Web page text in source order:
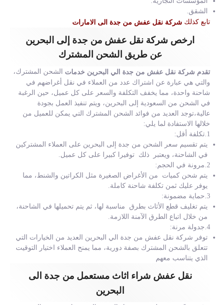
الشقق.
تابع كذلك شركة نقل عفش من جدة الى الامارات
ارخص شركة نقل عفش من جدة إلى البحرين
عن طريق الشحن المشترك
تقدم شركة نقل عفش من جدة الي البحرين خدمات
الشحن المشترك،
والتي هي عبارة عن اشتراك عدد من العملاء في نقل أغراضهم في
شاحنة واحدة، مما يخفف التكلفة والسعر على كل عميل، حين الرغبة
في الشحن من السعودية إلى البحرين، ويتم تنفيذ العمل بجودة
عالية،توجد العديد من فوائد الشحن المشترك التي يمكن للعميل من
خلالها الاستفادة لما يلي:
1.تكلفة أقل:
يتم تقسيم سعر الشحن من جدة إلى البحرين على العملاء المشتركين
في الشاحنة، ويعتبر ذلك توفيرا كبيرا على كل عميل.
2.مرونة في الحجم:
يتم شحن كميات من الأغراض الصغيرة مثل الكراتين والشنط، مما
يوفر عليك ثمن تكلفة شاحنة كاملة.
3.حماية مضمونة:
يتم تغليف قطع الأثاث بطرق مناسبة لها، ثم يتم تحميلها في الشاحنة،
من خلال اتباع الطرق الآمنة اللازمة.
4.جدولة مرنة:
توفر شركة نقل عفش من جدة الي البحرين العديد من الخيارات التي
تتعلق بالشحن المشترك بصفة دورية، مما يمنح العملاء اختيار التوقيت
الذي يتناسب معهم
نقل عفش شراء اثاث مستعمل من جدة الى
البحرين